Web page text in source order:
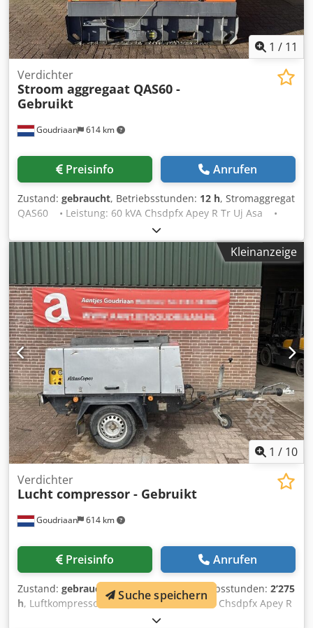
1 / 11
Goudriaan 614 km
Verdichter
Stroom aggregaat QAS60 -
Gebruikt
Preisinfo Anrufen
Zustand: gebraucht, Betriebsstunden: 12 h, Stromaggregat
QAS60 • Leistung: 60 kVA Chsdpfx Apey R Tr Uj Asa •
Betriebsstunden: 12.358 • Versorgungsspannung: 400 V
• Direkt aus dem Einsatz Zustand: Gebraucht
Kleinanzeige
1 / 10
Goudriaan 614 km
Verdichter
Lucht compressor - Gebruikt
Preisinfo Anrufen
Zustand: gebraucht , Baujahr: 1992 , Betriebsstunden: 2’275
h, Luftkompressor • Betriebsdruck: 8 bar Chsdpfx Apey R
Truo Aja • 2275 Betriebsstunden • Straßenbeleuchtung
Suche speichern